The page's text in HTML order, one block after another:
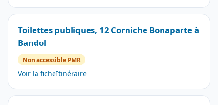
Toilettes publiques, 12 Corniche Bonaparte à
Bandol
Non accessible PMR
Voir la ficheItinéraire